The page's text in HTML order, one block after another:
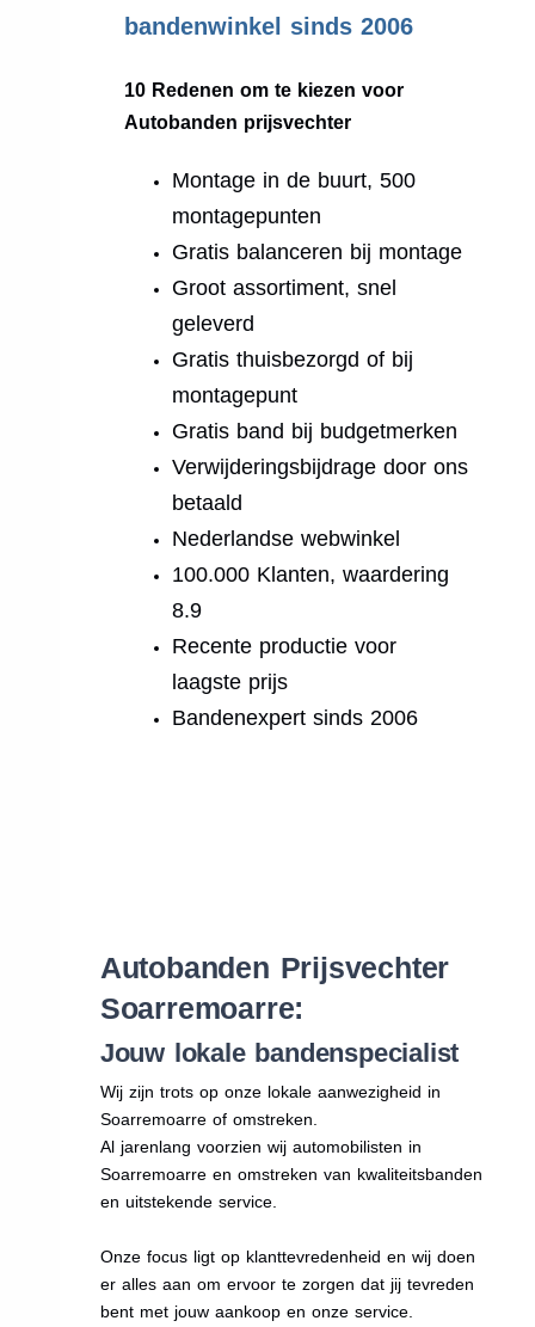
bandenwinkel sinds 2006
10 Redenen om te kiezen voor
Autobanden prijsvechter
Montage in de buurt, 500
montagepunten
Gratis balanceren bij montage
Groot assortiment, snel
geleverd
Gratis thuisbezorgd of bij
montagepunt
Gratis band bij budgetmerken
Verwijderingsbijdrage door ons
betaald
Nederlandse webwinkel
100.000 Klanten, waardering
8.9
Recente productie voor
laagste prijs
Bandenexpert sinds 2006
Autobanden Prijsvechter
Soarremoarre:
Jouw lokale bandenspecialist
Wij zijn trots op onze lokale aanwezigheid in
Soarremoarre of omstreken.
Al jarenlang voorzien wij automobilisten in
Soarremoarre en omstreken van kwaliteitsbanden
en uitstekende service.
Onze focus ligt op klanttevredenheid en wij doen
er alles aan om ervoor te zorgen dat jij tevreden
bent met jouw aankoop en onze service.